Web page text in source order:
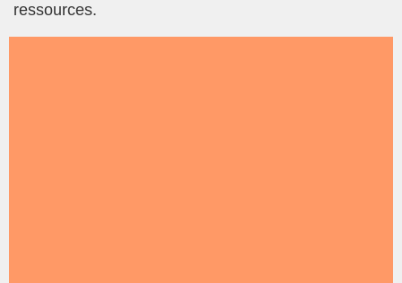
ressources.